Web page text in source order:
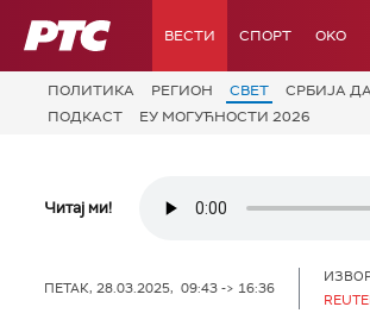
РТС ВЕСТИ СПОРТ OKO
ПОЛИТИКА РЕГИОН СВЕТ СРБИЈА
ПОДКАСТ
ЕУ МОГУЋНОСТИ 2026
Читај ми!
ПЕТАК, 28.03.2025, 09:43 -> 16:36